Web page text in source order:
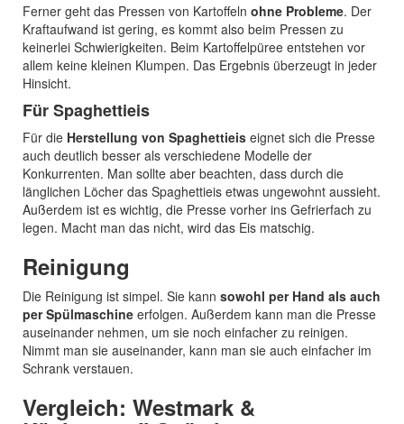
Ferner geht das Pressen von Kartoffeln ohne Probleme. Der
Kraftaufwand ist gering, es kommt also beim Pressen zu
keinerlei Schwierigkeiten. Beim Kartoffelpüree entstehen vor
allem keine kleinen Klumpen. Das Ergebnis überzeugt in jeder
Hinsicht.
Für Spaghettieis
Für die Herstellung von Spaghettieis eignet sich die Presse
auch deutlich besser als verschiedene Modelle der
Konkurrenten. Man sollte aber beachten, dass durch die
länglichen Löcher das Spaghettieis etwas ungewohnt aussieht.
Außerdem ist es wichtig, die Presse vorher ins Gefrierfach zu
legen. Macht man das nicht, wird das Eis matschig.
Reinigung
Die Reinigung ist simpel. Sie kann sowohl per Hand als auch
per Spülmaschine erfolgen. Außerdem kann man die Presse
auseinander nehmen, um sie noch einfacher zu reinigen.
Nimmt man sie auseinander, kann man sie auch einfacher im
Schrank verstauen.
Vergleich: Westmark &